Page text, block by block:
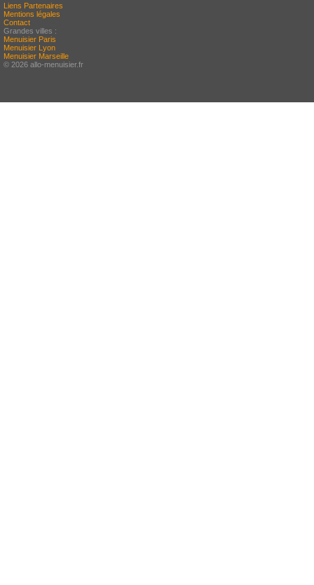
Liens Partenaires
Mentions légales
Contact
Grandes villes :
Menuisier Paris
Menuisier Lyon
Menuisier Marseille
© 2026 allo-menuisier.fr